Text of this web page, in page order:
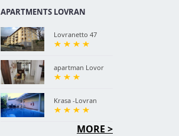
APARTMENTS LOVRAN
Lovranetto 47
apartman Lovor
Krasa -Lovran
MORE >